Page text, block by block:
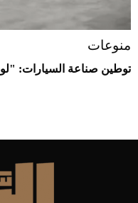
منوعات
توطين صناعة السيارات: